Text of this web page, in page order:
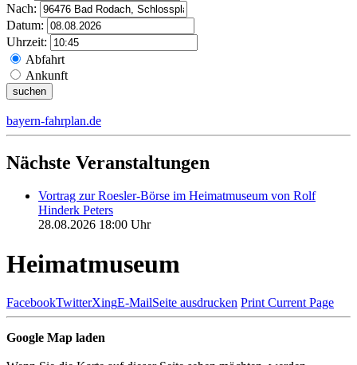
Nach:
Datum:
Uhrzeit:
Abfahrt
Ankunft
bayern-fahrplan.de
Nächste Veranstaltungen
Vortrag zur Roesler-Börse im Heimatmuseum von Rolf
Hinderk Peters
28.08.2026 18:00 Uhr
Heimatmuseum
FacebookTwitterXingE-MailSeite ausdrucken Print Current Page
Google Map laden